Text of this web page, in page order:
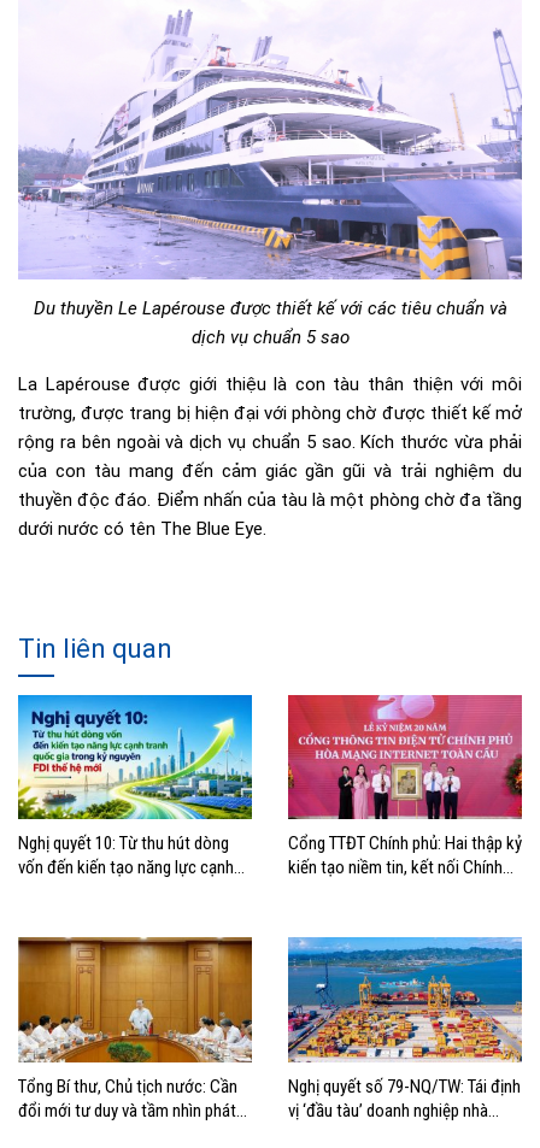
Du thuyền Le Lapérouse được thiết kế với các tiêu chuẩn và
dịch vụ chuẩn 5 sao
La Lapérouse được giới thiệu là con tàu thân thiện với môi
trường, được trang bị hiện đại với phòng chờ được thiết kế mở
rộng ra bên ngoài và dịch vụ chuẩn 5 sao. Kích thước vừa phải
của con tàu mang đến cảm giác gần gũi và trải nghiệm du
thuyền độc đáo. Điểm nhấn của tàu là một phòng chờ đa tầng
dưới nước có tên The Blue Eye.
Tin liên quan
Nghị quyết 10: Từ thu hút dòng
vốn đến kiến tạo năng lực cạnh
Cổng TTĐT Chính phủ: Hai thập kỷ
kiến tạo niềm tin, kết nối Chính
Tổng Bí thư, Chủ tịch nước: Cần
đổi mới tư duy và tầm nhìn phát
Nghị quyết số 79-NQ/TW: Tái định
vị ‘đầu tàu’ doanh nghiệp nhà